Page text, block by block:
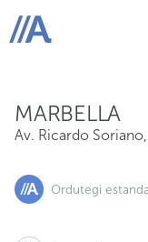
ABANCA
MARBELLA
Av. Ricardo
Ordutegi